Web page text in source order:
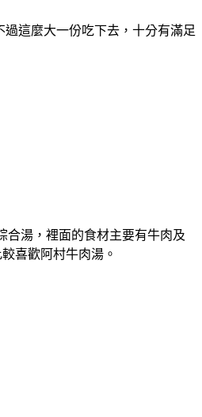
這麼大一份吃下去，十分有滿足
合湯，裡面的食材主要有牛肉及
喜歡阿村牛肉湯。